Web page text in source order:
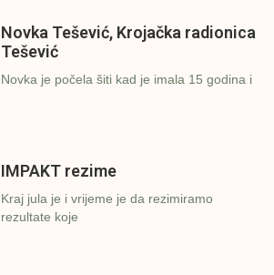
Novka Tešević, Krojačka radionica
Tešević
Novka je počela šiti kad je imala 15 godina i
IMPAKT rezime
Kraj jula je i vrijeme je da rezimiramo
rezultate koje